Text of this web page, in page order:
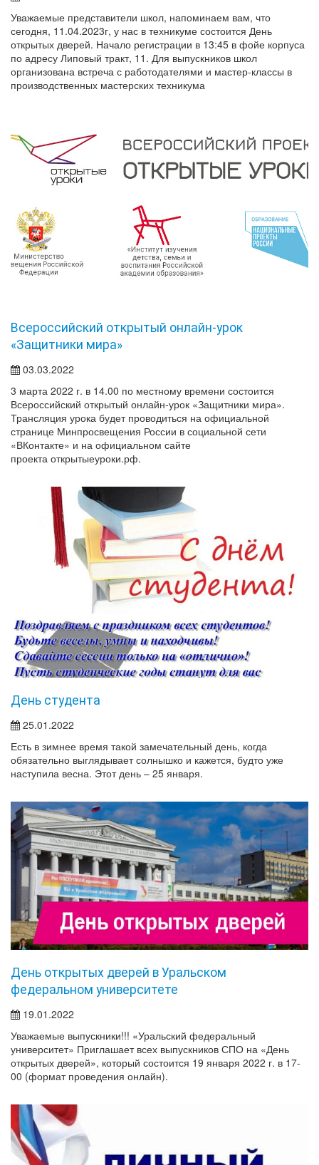
Уважаемые представители школ, напоминаем вам, что
сегодня, 11.04.2023г, у нас в техникуме состоится День
открытых дверей. Начало регистрации в 13:45 в фойе корпуса
по адресу Липовый тракт, 11. Для выпускников школ
организована встреча с работодателями и мастер-классы в
производственных мастерских техникума
Всероссийский открытый онлайн-урок
«Защитники мира»
03.03.2022
3 марта 2022 г. в 14.00 по местному времени состоится
Всероссийский открытый онлайн-урок «Защитники мира».
Трансляция урока будет проводиться на официальной
странице Минпросвещения России в социальной сети
«ВКонтакте» и на официальном сайте
проекта открытыеуроки.рф.
День студента
25.01.2022
Есть в зимнее время такой замечательный день, когда
обязательно выглядывает солнышко и кажется, будто уже
наступила весна. Этот день – 25 января.
День открытых дверей в Уральском
федеральном университете
19.01.2022
Уважаемые выпускники!!! «Уральский федеральный
университет» Приглашает всех выпускников СПО на «День
открытых дверей», который состоится 19 января 2022 г. в 17-
00 (формат проведения онлайн).